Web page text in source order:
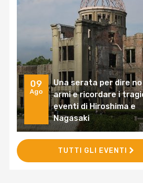
09
Ago
Una serata per dire
armi e ricordare i
eventi di Hiroshima e
Nagasaki
TUTTI GLI EVENTI